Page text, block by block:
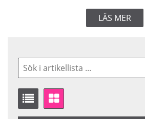
LÄS MER